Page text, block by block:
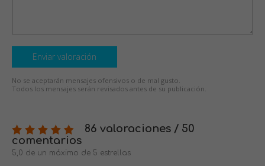
Enviar valoración
No se aceptarán mensajes ofensivos o de mal gusto.
Todos los mensajes serán revisados antes de su publicación.
86 valoraciones / 50
comentarios
5,0 de un máximo de 5 estrellas